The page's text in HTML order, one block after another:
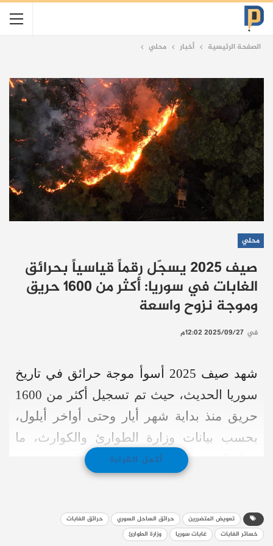
الصفحة الرئيسية أخبار محلي
محلي
صيف 2025 يسجّل رقماً قياسياً بحرائق
الغابات في سوريا: أكثر من 1600 حريق
وموجة نزوح واسعة
في 2025/09/27 12:02م
شهد صيف 2025 أسوأ موجة حرائق في تاريخ
سوريا الحديث، حيث تم تسجيل أكثر من 1600
حريق منذ بداية شهر أيار وحتى أواخر أيلول،
بحسب بيانات وزارة الطوارئ والكوارث، ما
جعله الصيف الأقسى على الغابات السورية، في
ظل غياب التنسيق والاستجابة الفعالة من
حرائق ضخمة تضرب الساحل
أكمل القراءة
تعويض المتضررين حرائق الساحل السوري
حرائق الغابات
خسائر الغابات
غابات سوريا وزارة الطوارئ